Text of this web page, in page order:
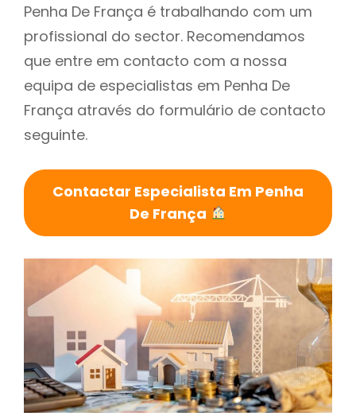
Penha De França é trabalhando com um
profissional do sector. Recomendamos
que entre em contacto com a nossa
equipa de especialistas em Penha De
França através do formulário de contacto
seguinte.
Contactar Especialista Em Penha
De França